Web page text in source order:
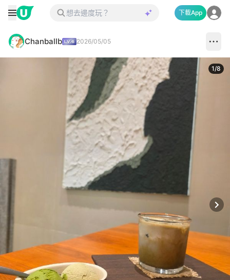
下載App
Chanballb 2026/05/05
1/8